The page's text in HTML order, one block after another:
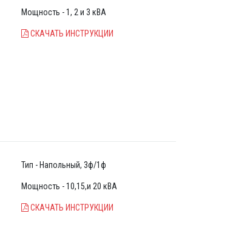
Мощность - 1, 2 и 3 кВА
СКАЧАТЬ ИНСТРУКЦИИ
Тип - Напольный, 3ф/1ф
Мощность - 10,15,и 20 кВА
СКАЧАТЬ ИНСТРУКЦИИ